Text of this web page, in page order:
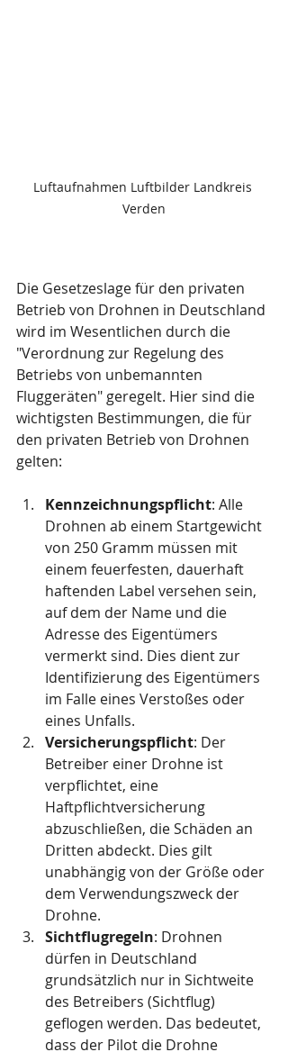
Luftaufnahmen Luftbilder Landkreis
Verden
Die Gesetzeslage für den privaten
Betrieb von Drohnen in Deutschland
wird im Wesentlichen durch die
"Verordnung zur Regelung des
Betriebs von unbemannten
Fluggeräten" geregelt. Hier sind die
wichtigsten Bestimmungen, die für
den privaten Betrieb von Drohnen
gelten:
Kennzeichnungspflicht: Alle
Drohnen ab einem Startgewicht
von 250 Gramm müssen mit
einem feuerfesten, dauerhaft
haftenden Label versehen sein,
auf dem der Name und die
Adresse des Eigentümers
vermerkt sind. Dies dient zur
Identifizierung des Eigentümers
im Falle eines Verstoßes oder
eines Unfalls.
Versicherungspflicht: Der
Betreiber einer Drohne ist
verpflichtet, eine
Haftpflichtversicherung
abzuschließen, die Schäden an
Dritten abdeckt. Dies gilt
unabhängig von der Größe oder
dem Verwendungszweck der
Drohne.
Sichtflugregeln: Drohnen
dürfen in Deutschland
grundsätzlich nur in Sichtweite
des Betreibers (Sichtflug)
geflogen werden. Das bedeutet,
dass der Pilot die Drohne